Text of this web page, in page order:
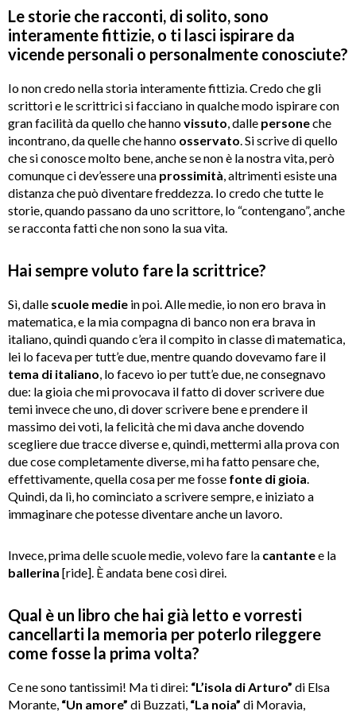
Le storie che racconti, di solito, sono
interamente fittizie, o ti lasci ispirare da
vicende personali o personalmente conosciute?
Io non credo nella storia interamente fittizia. Credo che gli
scrittori e le scrittrici si facciano in qualche modo ispirare con
gran facilità da quello che hannovissuto , dalle personeche
incontrano, da quelle che hanno osservato . Si scrive di quello
che si conosce molto bene, anche se non è la nostra vita, però
comunque ci dev’essere una prossimità , altrimenti esiste una
distanza che può diventare freddezza. Io credo che tutte le
storie, quando passano da uno scrittore, lo “contengano”, anche
se racconta fatti che non sono la sua vita.
Hai sempre voluto fare la scrittrice?
Sì, dalle scuole medie in poi. Alle medie, io non ero brava in
matematica, e la mia compagna di banco non era brava in
italiano, quindi quando c’era il compito in classe di matematica,
lei lo faceva per tutt’e due, mentre quando dovevamo fare il
tema di italiano , lo facevo io per tutt’e due, ne consegnavo
due: la gioia che mi provocava il fatto di dover scrivere due
temi invece che uno, di dover scrivere bene e prendere il
massimo dei voti, la felicità che mi dava anche dovendo
scegliere due tracce diverse e, quindi, mettermi alla prova con
due cose completamente diverse, mi ha fatto pensare che,
effettivamente, quella cosa per me fosse fonte di gioia
Quindi, da lì, ho cominciato a scrivere sempre, e iniziato a
immaginare che potesse diventare anche un lavoro.
Invece, prima delle scuole medie, volevo fare la cantantee la
ballerina [ride]. È andata bene così direi.
Qual è un libro che hai già letto e vorresti
cancellarti la memoria per poterlo rileggere
come fosse la prima volta?
Ce ne sono tantissimi! Ma ti direi: “L’isola di Arturo” di Elsa
Morante, “Un amore” di Buzzati, “La noia” di Moravia,